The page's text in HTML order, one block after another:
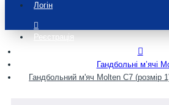
Логін
Реєстрація
Гандбольні мʼячі
Гандбольний м'яч Molten C7 (розмір